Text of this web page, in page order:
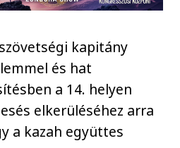
kapitány
és hat
a 14. helyen
elkerüléséhez arra
a kazah együttes